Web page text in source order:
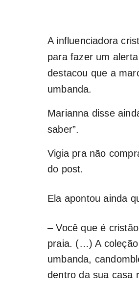
A influenciadora
para fazer um
destacou que a
umbanda.
Marianna disse
saber”.
Vigia pra não
do post.
Ela apontou ainda
– Você que é
praia. (…) A
umbanda,
dentro da sua casa